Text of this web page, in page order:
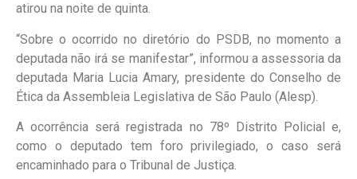
atirou na noite de quinta.
“Sobre o ocorrido no diretório do PSDB, no momento a
deputada não irá se manifestar”, informou a assessoria da
deputada Maria Lucia Amary, presidente do Conselho de
Ética da Assembleia Legislativa de São Paulo (Alesp).
A ocorrência será registrada no 78º Distrito Policial e,
como o deputado tem foro privilegiado, o caso será
encaminhado para o Tribunal de Justiça.